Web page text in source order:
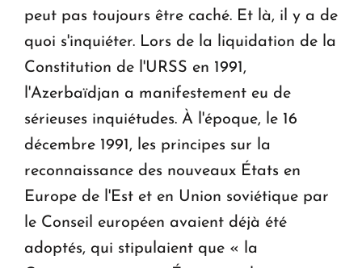
peut pas toujours être caché. Et là, il y a de
quoi s'inquiéter. Lors de la liquidation de la
Constitution de l'URSS en 1991,
l'Azerbaïdjan a manifestement eu de
sérieuses inquiétudes. À l'époque, le 16
décembre 1991, les principes sur la
reconnaissance des nouveaux États en
Europe de l'Est et en Union soviétique par
le Conseil européen avaient déjà été
adoptés, qui stipulaient que « la